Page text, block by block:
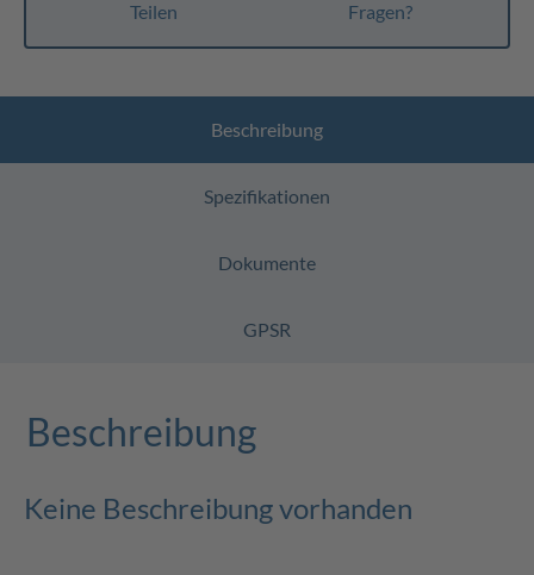
Teilen Fragen?
Beschreibung
Spezifikationen
Dokumente
GPSR
Beschreibung
Keine Beschreibung vorhanden